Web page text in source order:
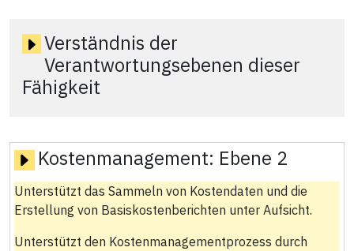
Verständnis der
Verantwortungsebenen dieser
Fähigkeit
Kostenmanagement: Ebene 2
Unterstützt das Sammeln von Kostendaten und die
Erstellung von Basiskostenberichten unter Aufsicht.
Unterstützt den Kostenmanagementprozess durch